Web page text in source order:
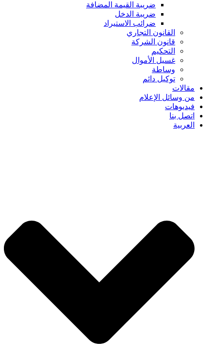
ضريبة القيمة المضافة
ضريبة الدخل
ضرائب الاستيراد
القانون التجاري
قانون الشركة
التحكيم
غسيل الأموال
وساطة
توكيل دائم
مقالات
من وسائل الإعلام
فيديوهات
اتصل بنا
العربية